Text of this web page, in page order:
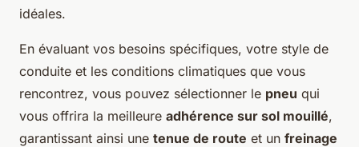
idéales.
En évaluant vos besoins spécifiques, votre style de
conduite et les conditions climatiques que vous
rencontrez, vous pouvez sélectionner le pneu qui
vous offrira la meilleure adhérence sur sol mouillé,
garantissant ainsi une tenue de route et un freinage